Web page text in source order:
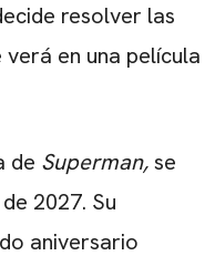
resolver las
en una película
de Superman,se
2027. Su
aniversario